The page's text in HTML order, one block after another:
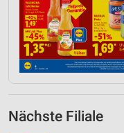
Nächste Filiale